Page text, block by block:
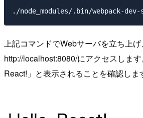
上記コマンドでWebサーバを立ち上げ、
http://localhost:8080/にアクセスしま
React!」と表示されることを確認しま